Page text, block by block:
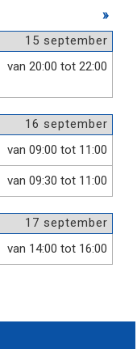
»
15 september
van 20:00 tot 22:00
16 september
van 09:00 tot 11:00
van 09:30 tot 11:00
17 september
van 14:00 tot 16:00